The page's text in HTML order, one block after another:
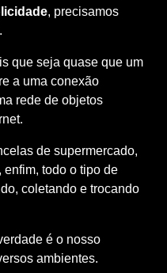
, precisamos
que seja quase que um
a uma conexão
rede de objetos
de supermercado,
todo o tipo de
coletando e trocando
é o nosso
ambientes.